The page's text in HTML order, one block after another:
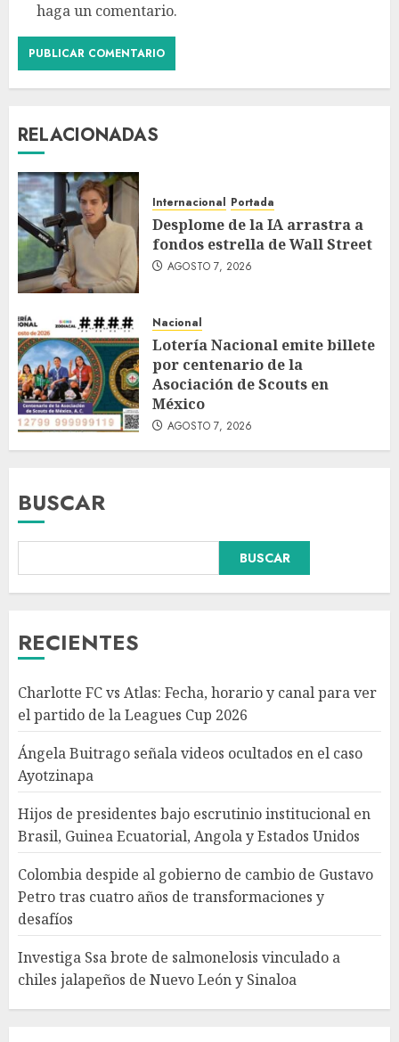
haga un comentario.
RELACIONADAS
Internacional Portada
Desplome de la IA arrastra a
fondos estrella de Wall Street
AGOSTO 7, 2026
Nacional
Lotería Nacional emite billete
por centenario de la
Asociación de Scouts en
México
AGOSTO 7, 2026
BUSCAR
BUSCAR
RECIENTES
Charlotte FC vs Atlas: Fecha, horario y canal para ver
el partido de la Leagues Cup 2026
Ángela Buitrago señala videos ocultados en el caso
Ayotzinapa
Hijos de presidentes bajo escrutinio institucional en
Brasil, Guinea Ecuatorial, Angola y Estados Unidos
Colombia despide al gobierno de cambio de Gustavo
Petro tras cuatro años de transformaciones y
desafíos
Investiga Ssa brote de salmonelosis vinculado a
chiles jalapeños de Nuevo León y Sinaloa
3
Hijos de presidentes bajo
4
Colombia despide al gobierno
de cambio de Gustavo Petro
transformaciones y desafíos
5
Investiga Ssa brote de
chiles jalapeños de Nuevo
León y Sinaloa
Charlotte FC vs Atlas: Fecha,